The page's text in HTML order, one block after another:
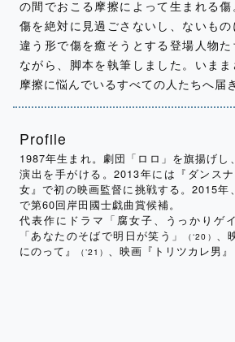
の間でおこる摩擦によって生まれる
傷を絶対に見過ごさないし、ないも
違う形で傷を癒そうとする登場人物
ながら、脚本を執筆しました。いま
摩擦に悩んでいるすべての人たちへ届
Profile
1987年生まれ。劇団「ロロ」を旗揚げし
演出を手がける。2013年には『ダンス
女』で初の映画監督に挑戦する。2015年
で第60回岸田國士戯曲賞候補。
代表作にドラマ「腐女子、うっかりゲ
「あなたのそばで明日が笑う」
（ʻ20）
にのって』
（ʼ21） 、映画『トリツカレ男』